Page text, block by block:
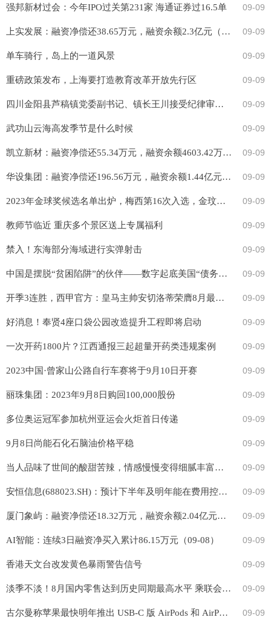
09-09
强邦新材过会：今年IPO过关第231家 海通证券过16.5单
09-09
上实发展：融资净偿还38.65万元，融资余额2.3亿元（09-08）
09-09
单车骑行，岛上的一道风景
09-09
重磅政策发布，上海要打造教育改革开放先行区
09-09
四川金阳县芦稿镇党委副书记、镇长王川接受纪律审查和监察调查
09-09
武功山云海高发季节是什么时候
09-09
凯立新材：融资净偿还55.34万元，融资余额4603.42万元（09-08）
09-09
华设集团：融资净偿还196.56万元，融资余额1.44亿元（09-08）
09-09
2023年金球奖候选名单出炉，梅西第16次入选，金玟哉也入选！
09-09
教师节临近 重庆多个景区送上专属福利
09-09
禁入！东海部分海域进行实弹射击
09-09
中国是摆脱“贫困陷阱”的伙伴——数字起底美国“债务陷阱”谎言（三）
09-09
开季3连胜，西甲官方：皇马主帅安切洛蒂荣膺8月最佳主教练
09-09
好消息！奉贤4座口袋公园改造提升工程即将启动
09-09
一次开药1800片？江西通报三起超量开药类违规案例
09-09
2023中国·曾家山公路自行车赛将于9月10日开赛
09-09
丽珠集团：2023年9月8日购回100,000股份
09-09
多位奥运冠军参加杭州亚运会火炬首日传递
09-09
9月8日尚能石化石脑油价格平稳
09-09
当⼈品味了世间的酸甜苦辣，情感慢慢变得细腻丰富起来的时候，才会渐渐体会到身...
09-09
安恒信息(688023.SH)：预计下半年及明年能在费用控制方面继续进行改善
09-09
厦门象屿：融资净偿还18.32万元，融资余额2.04亿元（09-08）
09-09
AI智能：连续3日融资净买入累计86.15万元（09-08）
09-09
香港天文台改发黄色暴雨警告信号
09-09
淡季不淡！8月国内零售达到历史同期最高水平 乘联会呼吁：稳定燃油车消费
09-09
古尔曼称苹果最快明年推出 USB-C 版 AirPods 和 AirPods Max